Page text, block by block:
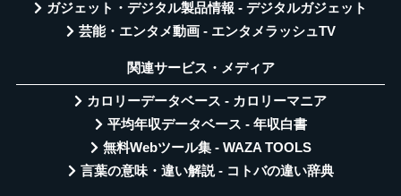
ガジェット・デジタル製品情報 - デジタルガジェット
芸能・エンタメ動画 - エンタメラッシュTV
関連サービス・メディア
カロリーデータベース - カロリーマニア
平均年収データベース - 年収白書
無料Webツール集 - WAZA TOOLS
言葉の意味・違い解説 - コトバの違い辞典